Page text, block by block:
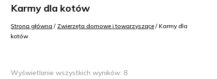
Karmy dla kotów
Strona główna / Zwierzęta domowe i towarzyszące / Karmy dla
kotów
Wyświetlanie wszystkich wyników: 8Posortowane